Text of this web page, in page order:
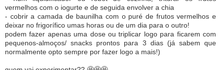
vermelhos com o iogurte e de seguida envolver a chia
- cobrir a camada de baunilha com o puré de frutos vermelhos e
deixar no frigorífico umas horas ou de um dia para o outro!
podem fazer apenas uma dose ou triplicar logo para ficarem com
pequenos-almoços/ snacks prontos para 3 dias (já sabem que
normalmente opto sempre por fazer logo a mais!)